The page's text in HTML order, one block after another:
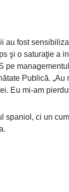
au fost
şi o saturaţie a
pe
Publică. „Au
Eu mi-am
spaniol, ci un